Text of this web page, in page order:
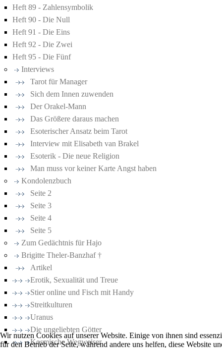
Heft 89 - Zahlensymbolik
Heft 90 - Die Null
Heft 91 - Die Eins
Heft 92 - Die Zwei
Heft 95 - Die Fünf
Interviews
Tarot für Manager
Sich dem Innen zuwenden
Der Orakel-Mann
Das Größere daraus machen
Esoterischer Ansatz beim Tarot
Interview mit Elisabeth van Brakel
Esoterik - Die neue Religion
Man muss vor keiner Karte Angst haben
Kondolenzbuch
Seite 2
Seite 3
Seite 4
Seite 5
Zum Gedächtnis für Hajo
Brigitte Theler-Banzhaf †
Artikel
Erotik, Sexualität und Treue
Stier online und Fisch mit Handy
Streitkulturen
Uranus
Die ungeliebten Götter
Kosmische Wegweiser
Wir nutzen Cookies auf unserer Website. Einige von ihnen sind
für den Betrieb der Seite, während andere uns helfen, diese Website